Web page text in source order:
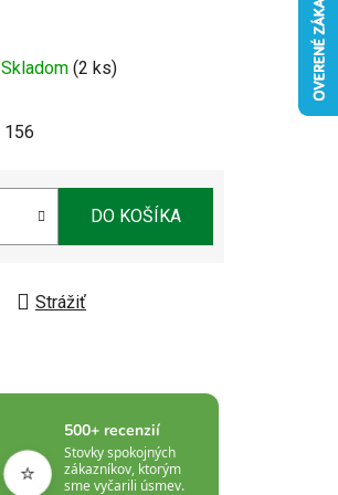
Skladom (2 ks)
156
DO KOŠÍKA
Strážiť
⭐
500+ recenzií
Stovky spokojných
zákazníkov, ktorým
sme vyčarili úsmev.